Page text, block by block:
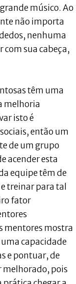
músico. Ao
não importa
nenhuma
com sua cabeça,
têm uma
melhoria
isto é
então um
de um grupo
acender esta
equipe têm de
treinar para tal
fator
mentores mostra
capacidade
e pontuar, de
melhorado, pois